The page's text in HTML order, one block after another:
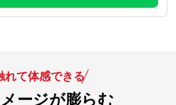
れて体感できる
ージが膨らむ